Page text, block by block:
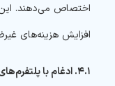
اختصاص می‌دهند. این
افزایش هزینه‌های
۴.۱. ادغام با پلتفرم‌های استریم